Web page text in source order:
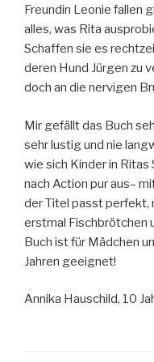
Freundin Leonie fallen
alles, was Rita
Schaffen sie es
deren Hund Jürgen zu
doch an die nervigen
Mir gefällt das Buch
sehr lustig und nie
wie sich Kinder in Ritas
nach Action pur aus–
der Titel passt perfekt,
erstmal Fischbrötchen
Buch ist für Mädchen
Jahren geeignet!
Annika Hauschild, 10